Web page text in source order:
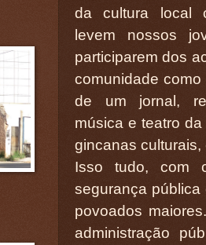
da cultura local
levem nossos
participarem dos
comunidade
de um jornal,
música e teatro
gincanas
Isso tudo, com
segurança pública
povoados
administração